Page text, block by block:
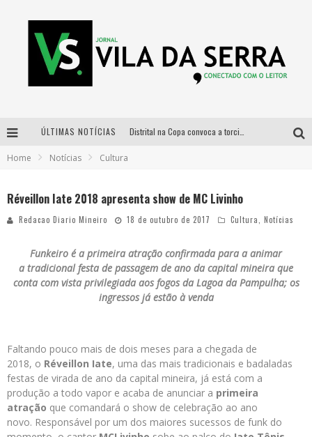
ÚLTIMAS NOTÍCIAS
Designer mineira lança jogo educativo sobre coleta seletiva na maior feira de jogos de tabuleiro da América Latina
Home Notícias Cultura
Réveillon Iate 2018 apresenta show de MC Livinho
Redacao Diario Mineiro 18 de outubro de 2017 Cultura Notícias
Funkeiro é a primeira atração confirmada para a animar
a tradicional festa de passagem de ano da capital mineira que
conta com vista privilegiada aos fogos da Lagoa da Pampulha; os
ingressos já estão à venda
Faltando pouco mais de dois meses para a chegada de
2018, o Réveillon Iate, uma das mais tradicionais e badaladas
festas de virada de ano da capital mineira, já está com a
produção a todo vapor e acaba de anunciar a primeira
atração que comandará o show de celebração ao ano
novo. Responsável por um dos maiores sucessos de funk do